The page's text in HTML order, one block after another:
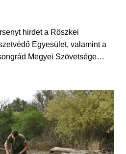
hirdet a Röszkei
Egyesület, valamint a
Megyei Szövetsége…